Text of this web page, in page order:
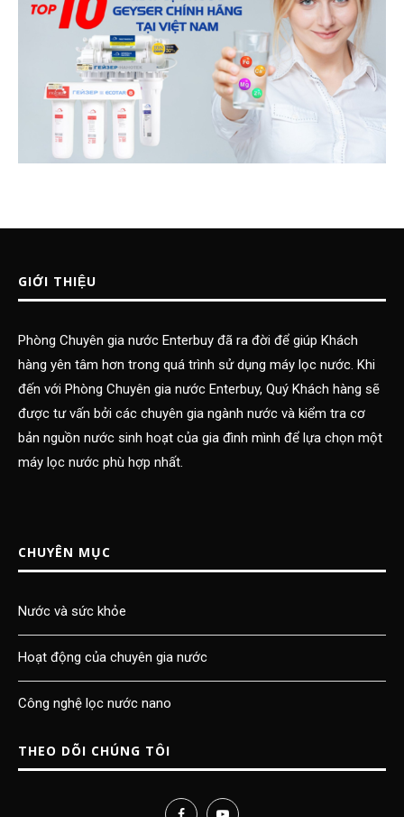
GIỚI THIỆU
Phòng Chuyên gia nước Enterbuy đã ra đời để giúp Khách
hàng yên tâm hơn trong quá trình sử dụng máy lọc nước. Khi
đến với Phòng Chuyên gia nước Enterbuy, Quý Khách hàng sẽ
được tư vấn bởi các chuyên gia ngành nước và kiểm tra cơ
bản nguồn nước sinh hoạt của gia đình mình để lựa chọn một
máy lọc nước phù hợp nhất.
CHUYÊN MỤC
Nước và sức khỏe
Hoạt động của chuyên gia nước
Công nghệ lọc nước nano
THEO DÕI CHÚNG TÔI